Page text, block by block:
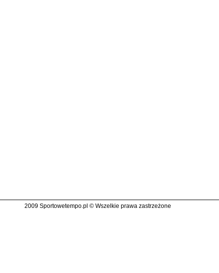
2009 Sportowetempo.pl © Wszelkie prawa zastrzeżone